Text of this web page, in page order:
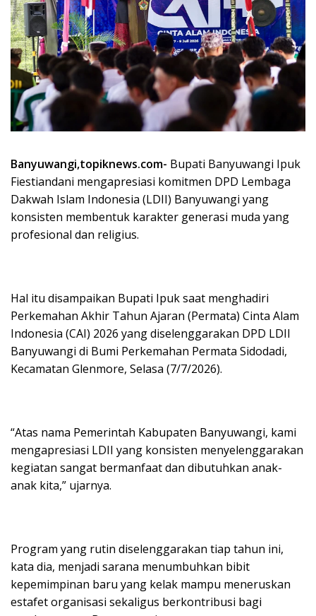
Banyuwangi,topiknews.com- Bupati Banyuwangi Ipuk
Fiestiandani mengapresiasi komitmen DPD Lembaga
Dakwah Islam Indonesia (LDII) Banyuwangi yang
konsisten membentuk karakter generasi muda yang
profesional dan religius.
Hal itu disampaikan Bupati Ipuk saat menghadiri
Perkemahan Akhir Tahun Ajaran (Permata) Cinta Alam
Indonesia (CAI) 2026 yang diselenggarakan DPD LDII
Banyuwangi di Bumi Perkemahan Permata Sidodadi,
Kecamatan Glenmore, Selasa (7/7/2026).
“Atas nama Pemerintah Kabupaten Banyuwangi, kami
mengapresiasi LDII yang konsisten menyelenggarakan
kegiatan sangat bermanfaat dan dibutuhkan anak-
anak kita,” ujarnya.
Program yang rutin diselenggarakan tiap tahun ini,
kata dia, menjadi sarana menumbuhkan bibit
kepemimpinan baru yang kelak mampu meneruskan
estafet organisasi sekaligus berkontribusi bagi